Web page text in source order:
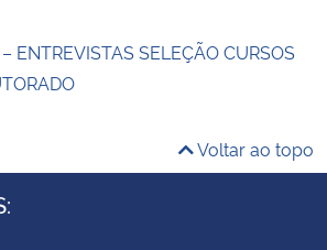
SELEÇÃO CURSOS
Voltar ao topo